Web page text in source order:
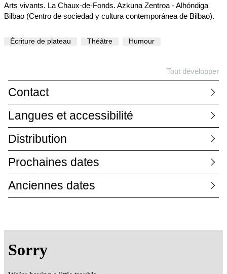
Arts vivants. La Chaux-de-Fonds. Azkuna Zentroa - Alhóndiga
Bilbao (Centro de sociedad y cultura contemporánea de Bilbao).
Écriture de plateau Théâtre Humour
Tout développer
Contact
Langues et accessibilité
Distribution
Prochaines dates
Anciennes dates